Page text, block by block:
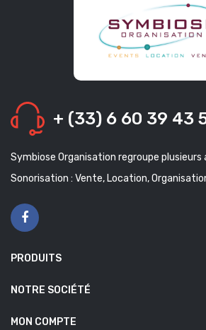
+ (33) 6 60 39 43
Symbiose Organisation regroupe
Sonorisation : Vente, Location,
PRODUITS
NOTRE SOCIÉTÉ
MON COMPTE